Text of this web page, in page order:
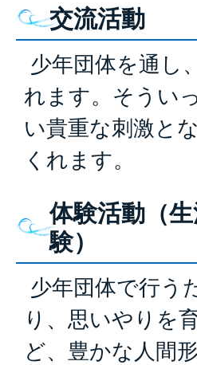
交流活動
少年団体を通し
れます。そうい
い貴重な刺激と
くれます。
体験活動（
験）
少年団体で行う
り、思いやりを
ど、豊かな人間